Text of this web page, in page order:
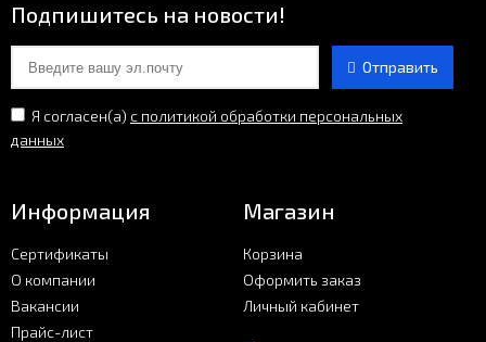
Подпишитесь на новости!
Отправить
Я согласен(a) с политикой обработки персональных
данных
Информация
Сертификаты
О компании
Вакансии
Прайс-лист
Магазин
Корзина
Оформить заказ
Личный кабинет